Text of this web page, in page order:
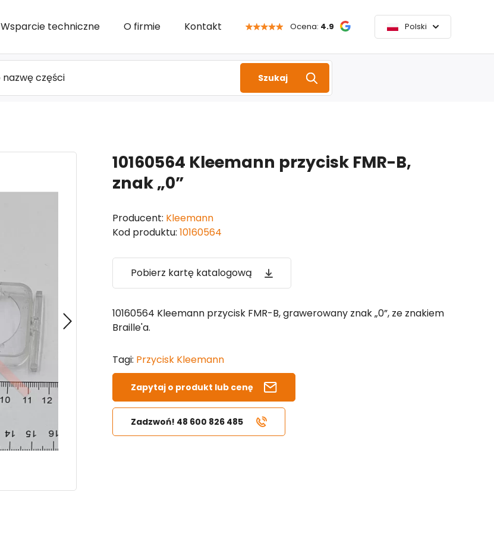
Wsparcie techniczne O firmie Kontakt Ocena: 4.9 Polski
Szukaj
10160564 Kleemann przycisk FMR-B,
znak „0”
Producent: Kleemann
Kod produktu: 10160564
Pobierz kartę katalogową
10160564 Kleemann przycisk FMR-B, grawerowany znak „0”, ze znakiem
Braille'a.
Tagi: Przycisk Kleemann
Zapytaj o produkt lub cenę
Zadzwoń! 48 600 826 485